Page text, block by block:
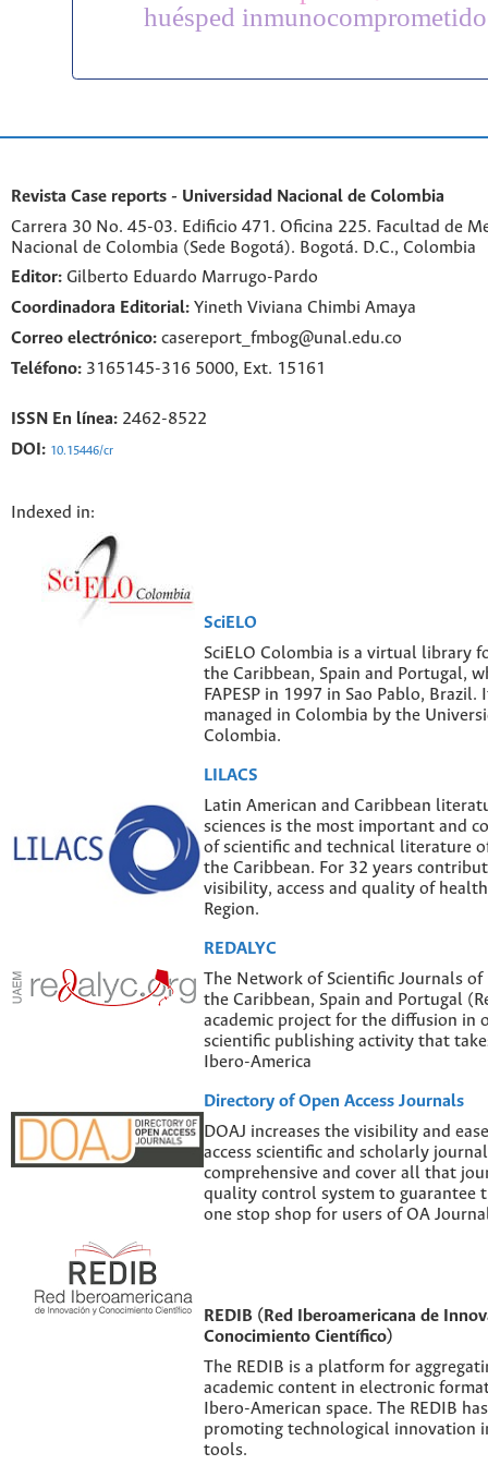
huésped inmunocomprometido
Revista Case reports - Universidad Nacional de Colombia
Carrera 30 No. 45-03. Edificio 471. Oficina 225. Facultad de
Nacional de Colombia (Sede Bogotá). Bogotá. D.C., Colombia
Editor: Gilberto Eduardo Marrugo-Pardo
Coordinadora Editorial: Yineth Viviana Chimbi Amaya
Correo electrónico: casereport_fmbog@unal.edu.co
Teléfono: 3165145-316 5000, Ext. 15161
ISSN En línea: 2462-8522
DOI: 10.15446/cr
Indexed in:
SciELO
SciELO Colombia is a virtual library
the Caribbean, Spain and Portugal,
FAPESP in 1997 in Sao Pablo,
managed in Colombia by the
Colombia.
LILACS
Latin American and Caribbean
sciences is the most important and
of scientific and technical literature
the Caribbean. For 32 years
visibility, access and quality of
Region.
REDALYC
The Network of Scientific Journals of
the Caribbean, Spain and Portugal
academic project for the diffusion in
scientific publishing activity that
Ibero-America
Directory of Open Access Journals
DOAJ increases the visibility and
access scientific and scholarly
comprehensive and cover all that
quality control system to guarantee
one stop shop for users of OA
REDIB (Red Iberoamericana de
Conocimiento Científico)
The REDIB is a platform for
academic content in electronic
Ibero-American space. The REDIB
promoting technological innovation
tools.